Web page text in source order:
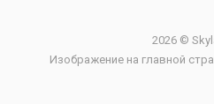
2026 ©
Изображение на главной